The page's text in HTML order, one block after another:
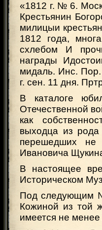
«1812 г. № 6.
Крестьянин
милицыи
1812 года,
схлебом И
награды
мидаль. Инс.
г. сен. 11 дня.
В каталоге
Отечественной
как
выходца из рода
перешедших не
Ивановича
В настоящее
Историческом
Под следующим
Кожиной из той
имеется не